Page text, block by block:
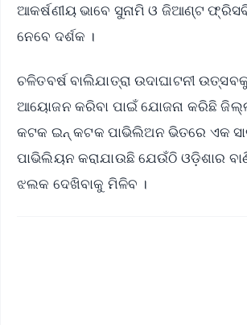
ଆକର୍ଷଣୀୟ ଭାବେ ସୁନାମି ଓ ଜିଆଣ୍ଟ
ନେବେ ଦର୍ଶକ ।
ଚଳିତବର୍ଷ ବାଲିଯାତ୍ରା ଉଦାଘାଟନୀ
ଆୟୋଜନ କରିବା ପାଇଁ ଯୋଜନା କରିଛି
କଟକ ଇନ୍ କଟକ ପାଭିଲିଅନ ଭିତରେ ଏକ
ପାଭିଲିୟନ କରାଯାଉଛି ଯେଉଁଠି ଓଡ଼ିଶାର
ଝଲକ ଦେଖିବାକୁ ମିଳିବ ।